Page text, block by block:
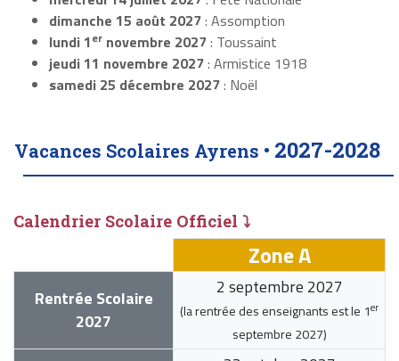
dimanche 15 août 2027: Assomption
lundi 1er novembre 2027: Toussaint
jeudi 11 novembre 2027: Armistice 1918
samedi 25 décembre 2027: Noël
Vacances Scolaires Ayrens • 2027-2028
Calendrier Scolaire Officiel ⤵
Zone A
Rentrée Scolaire
2027
2 septembre 2027
(la rentrée des enseignants est le 1er
septembre 2027)